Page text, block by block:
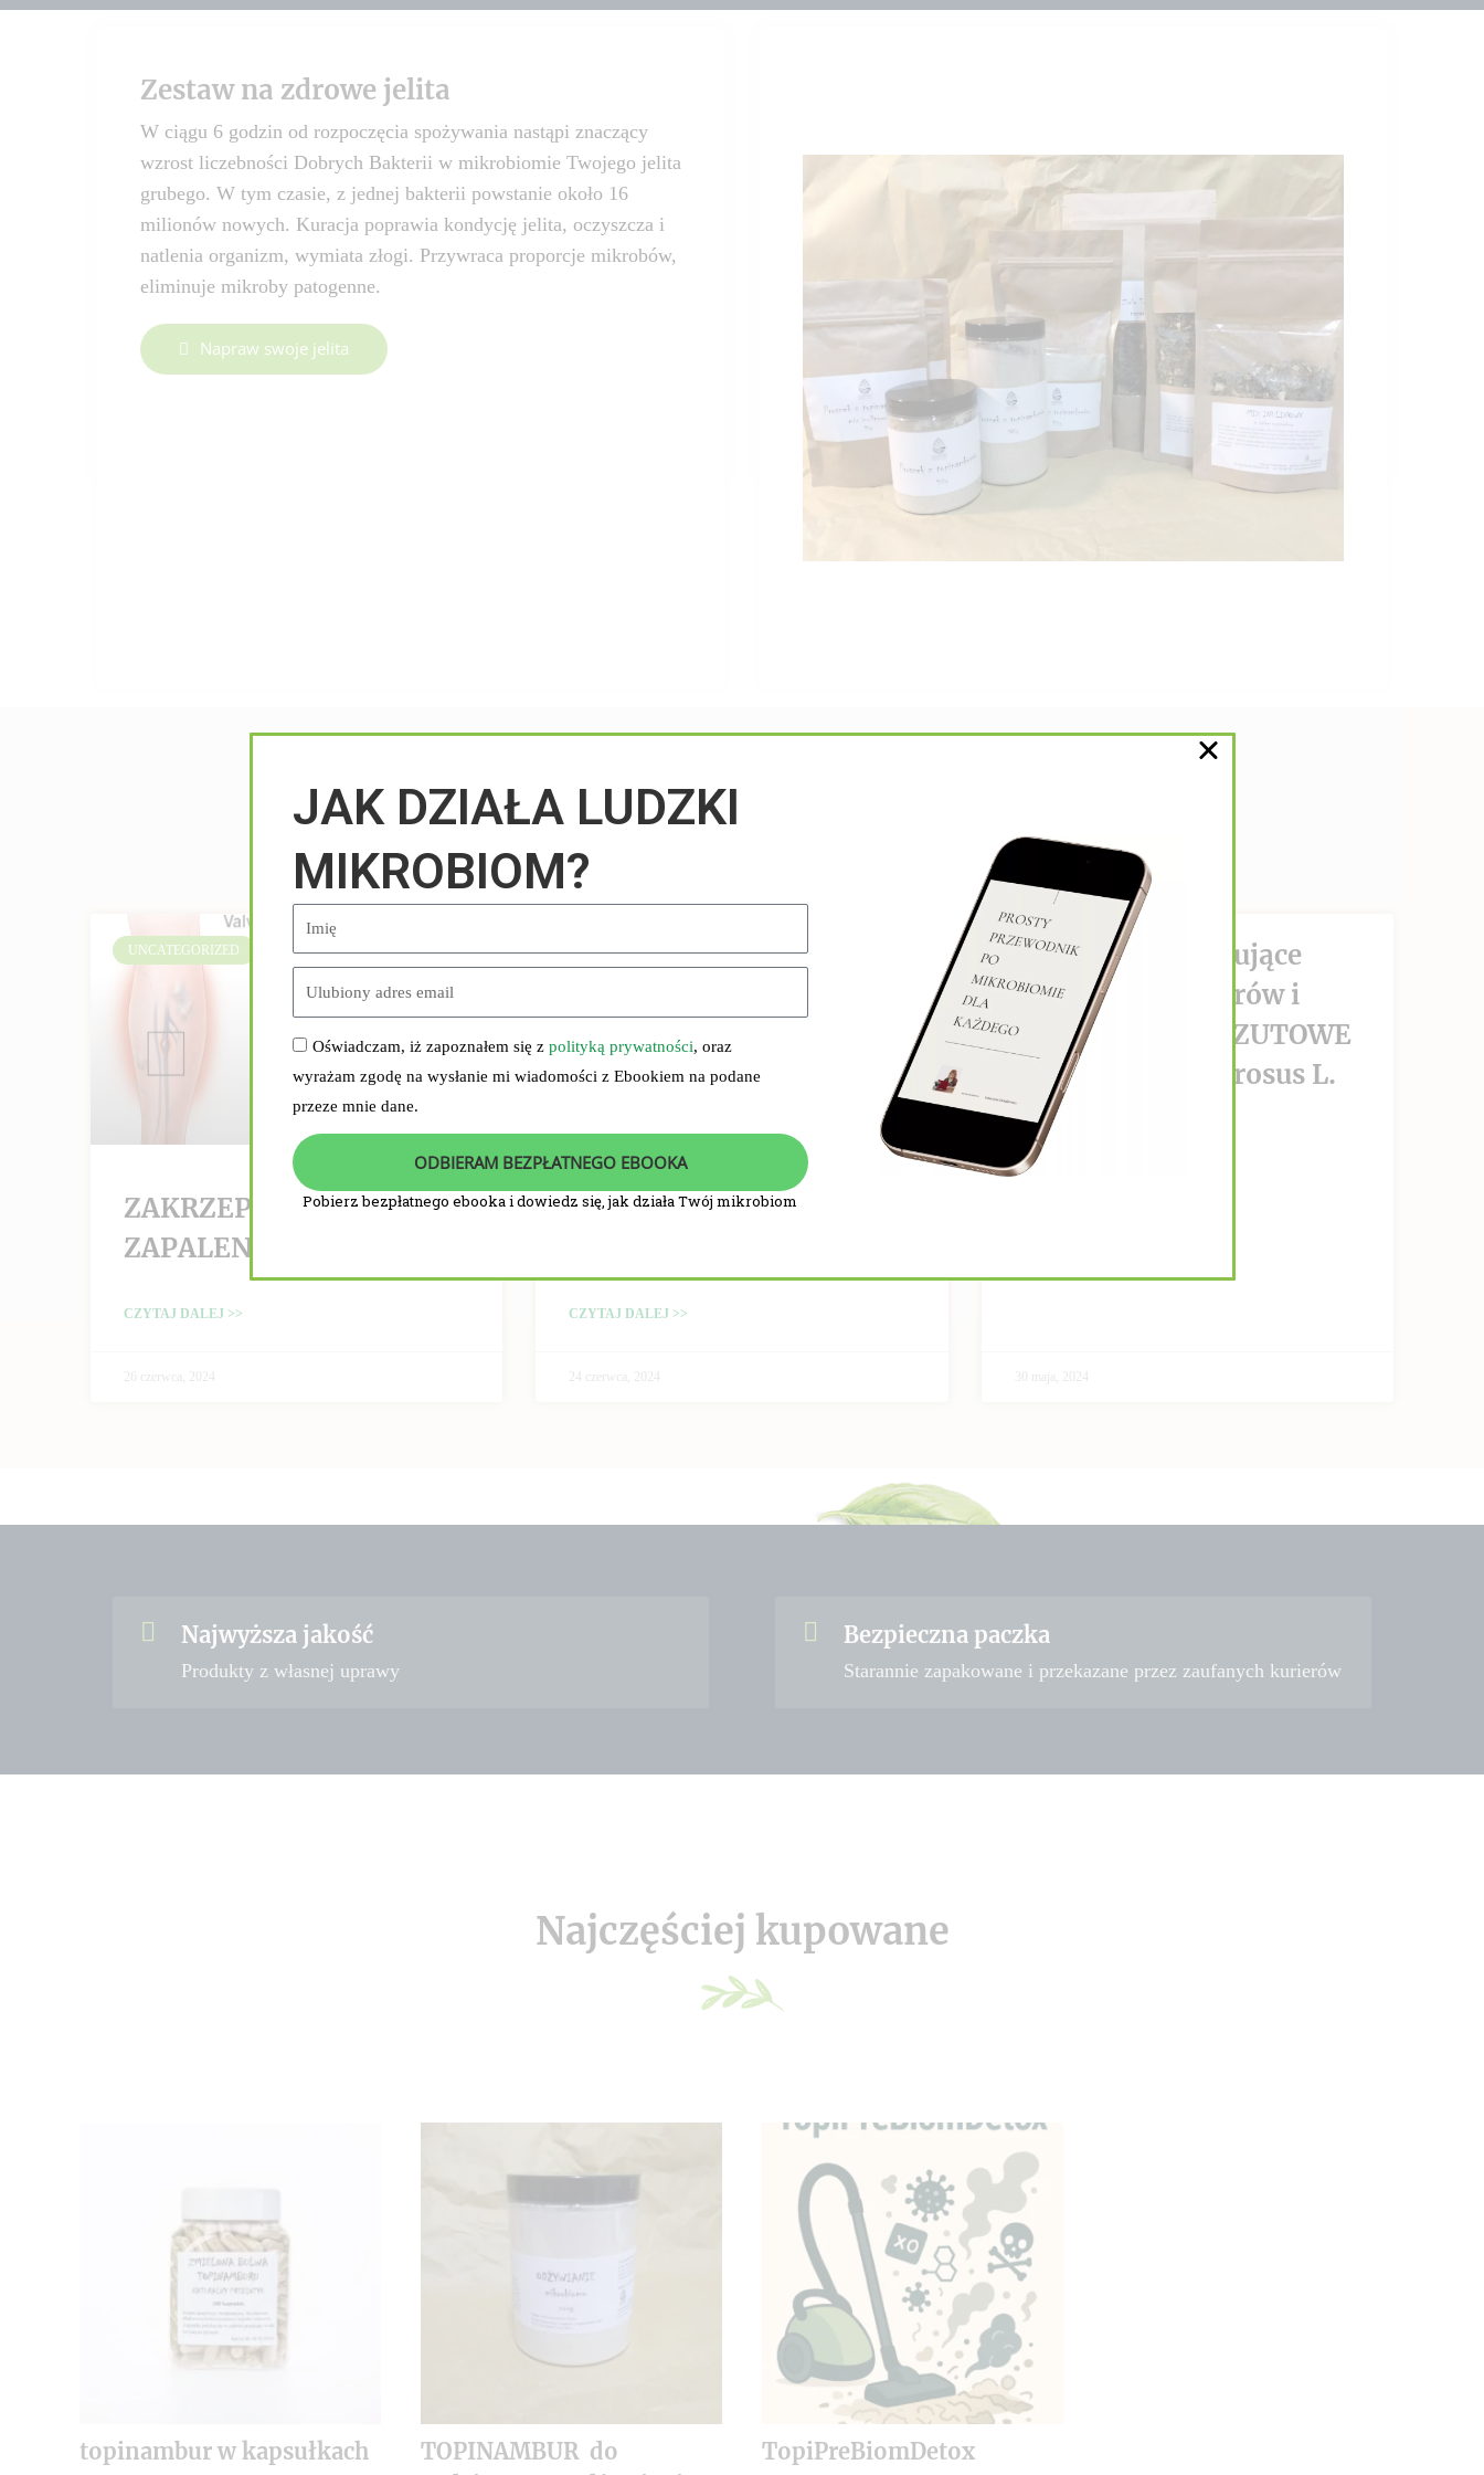
Zestaw na zdrowe jelita
W ciągu 6 godzin od rozpoczęcia spożywania nastąpi znaczący
wzrost liczebności Dobrych Bakterii w mikrobiomie Twojego jelita
grubego. W tym czasie, z jednej bakterii powstanie około 16
milionów nowych. Kuracja poprawia kondycję jelita, oczyszcza i
natlenia organizm, wymiata złogi. Przywraca proporcje mikrobów,
eliminuje mikroby patogenne.
Napraw swoje jelita
UNCATEGORIZED
ZAKRZEPICA /
ZAPALENIE ŻYŁ
CZYTAJ DALEJ >>
26 czerwca, 2024
UNCATEGORIZED
PRZEBIEG I WYNIKI
CZYTAJ DALEJ >>
24 czerwca, 2024
DZIAŁANIE hamujące
wzrost nowotworów i
PRZECIWPRZERZUTOWE
Helianthus Tuberosus L.
CZYTAJ DALEJ >>
30 maja, 2024
Najwyższa jakość
Produkty z własnej uprawy
Bezpieczna paczka
Starannie zapakowane i przekazane przez zaufanych kurierów
Najczęściej kupowane
topinambur w kapsułkach
TOPINAMBUR do
TopiPreBiomDetox
JAK DZIAŁA LUDZKI
MIKROBIOM?
Oświadczam, iż zapoznałem się z polityką prywatności, oraz
wyrażam zgodę na wysłanie mi wiadomości z Ebookiem na podane
przeze mnie dane.
ODBIERAM BEZPŁATNEGO EBOOKA
Pobierz bezpłatnego ebooka i dowiedz się, jak działa Twój mikrobiom